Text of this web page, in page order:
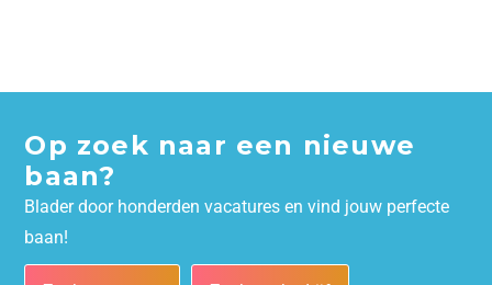
Op zoek naar een nieuwe
baan?
Blader door honderden vacatures en vind jouw perfecte
baan!